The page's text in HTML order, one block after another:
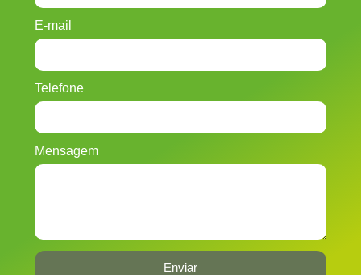
E-mail
Telefone
Mensagem
Enviar